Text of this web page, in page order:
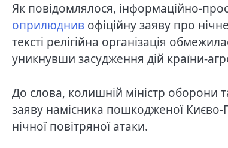
Як повідомлялося, інформаційно-
оприлюднив офіційну заяву про
тексті релігійна організація
уникнувши засудження дій країни-
До слова, колишній міністр оборони
заяву намісника пошкодженої Києво-
нічної повітряної атаки.